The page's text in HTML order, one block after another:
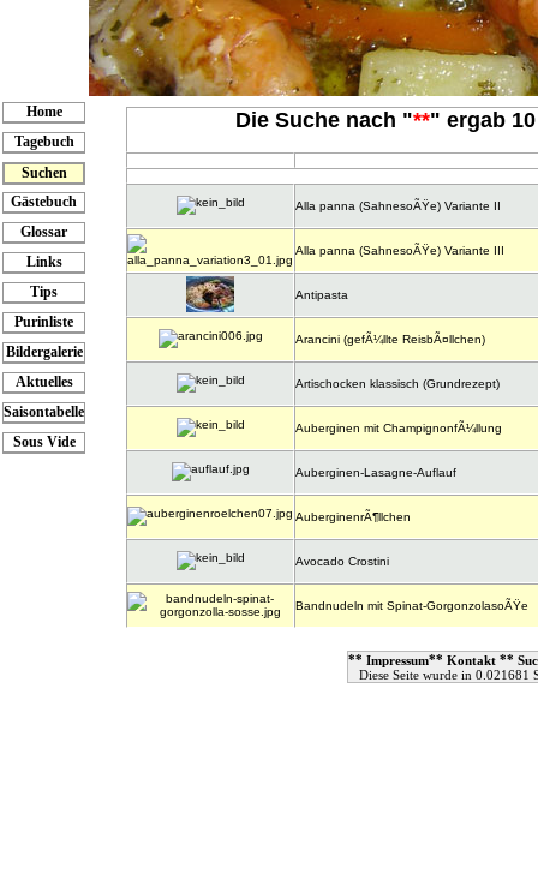
Home
Tagebuch
Suchen
Gästebuch
Glossar
Links
Tips
Purinliste
Bildergalerie
Aktuelles
Saisontabelle
Sous Vide
Die Suche nach "**" ergab
Alla panna (SahnesoÃŸe) Variante II
Alla panna (SahnesoÃŸe) Variante III
Antipasta
Arancini (gefÃ¼llte ReisbÃ¤llchen)
Artischocken klassisch (Grundrezept)
Auberginen mit ChampignonfÃ¼llung
Auberginen-Lasagne-Auflauf
AuberginenrÃ¶llchen
Avocado Crostini
Bandnudeln mit Spinat-GorgonzolasoÃŸe
** Impressum** Kontakt **
Diese Seite wurde in 0.021681